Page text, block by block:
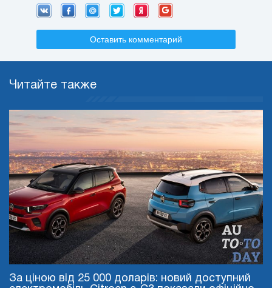
Оставить комментарий
Читайте также
За ціною від 25 000 доларів: новий доступний